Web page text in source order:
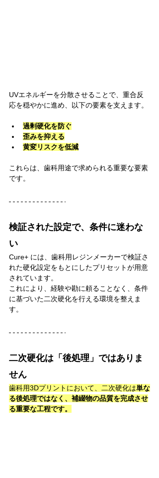
UVエネルギーを分散させることで、重合反
応を穏やかに進め、以下の要素を支えます。
過剰硬化を防ぐ
歪みを抑える
黄変リスクを低減
これらは、歯科用途で求められる重要な要素
です。
検証された設定で、条件に迷わな
い
Cure+ には、歯科用レジンメーカーで検証さ
れた硬化設定をもとにしたプリセットが用意
されています。
これにより、経験や勘に頼ることなく、条件
に基づいた二次硬化を行える環境を整えま
す。
二次硬化は「後処理」ではありま
せん
歯科用3Dプリントにおいて、二次硬化は単な
る後処理ではなく、補綴物の品質を完成させ
る重要な工程です。